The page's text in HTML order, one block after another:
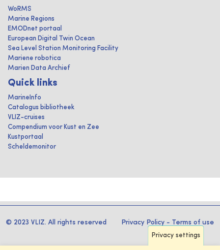
WoRMS
Marine Regions
EMODnet portaal
European Digital Twin Ocean
Sea Level Station Monitoring Facility
Mariene robotica
Marien Data Archief
Quick links
MarineInfo
Catalogus bibliotheek
VLIZ-cruises
Compendium voor Kust en Zee
Kustportaal
Scheldemonitor
© 2023 VLIZ. All rights reserved Privacy Policy - Terms of use
Privacy settings